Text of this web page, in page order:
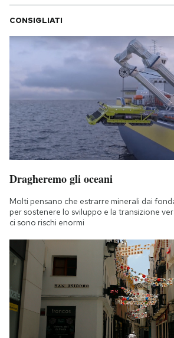
CONSIGLIATI
Dragheremo gli oceani
Molti pensano che estrarre minerali dai
per sostenere lo sviluppo e la transizione
ci sono rischi enormi